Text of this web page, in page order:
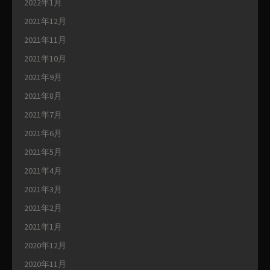
2021年12月
2021年11月
2021年10月
2021年9月
2021年8月
2021年7月
2021年6月
2021年5月
2021年4月
2021年3月
2021年2月
2021年1月
2020年12月
2020年11月